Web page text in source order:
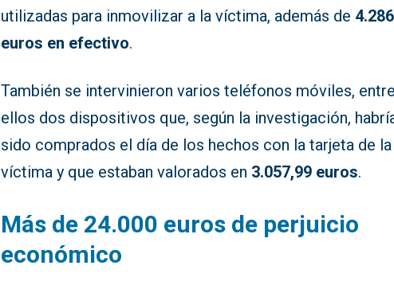
utilizadas para inmovilizar a la víctima, además de
euros en efectivo.
También se intervinieron varios teléfonos móviles, entre
ellos dos dispositivos que, según la investigación,
sido comprados el día de los hechos con la tarjeta de la
víctima y que estaban valorados en 3.057,99 euros.
Más de 24.000 euros de perjuicio
económico